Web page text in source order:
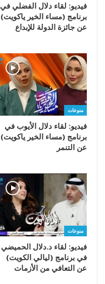
فيديو: لقاء دلال الفضلي في
برنامج (مساء الخير ياكويت)
عن جائزة الدولة للإبداع
منوعات
فيديو: لقاء دلال الأيوب في
برنامج (مساء الخير ياكويت)
عن التنمر
منوعات
فيديو: لقاء د.دلال الحميضي
في برنامج (ليالي الكويت)
عن التعافي من الأزمات